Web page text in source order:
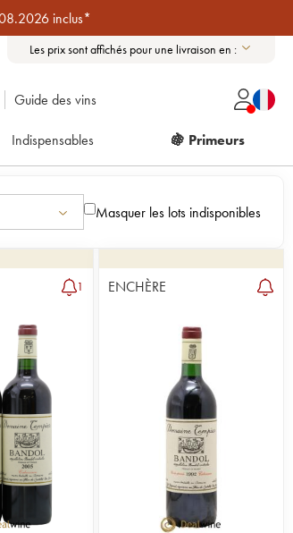
inclus*
Les prix sont affichés pour une livraison en :
Guide des vins
Indispensables 🍇 Primeurs
Masquer les lots indisponibles
1 ENCHÈRE